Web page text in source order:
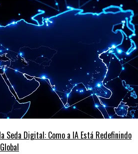
Seda Digital: Como a IA Está Redefinindo